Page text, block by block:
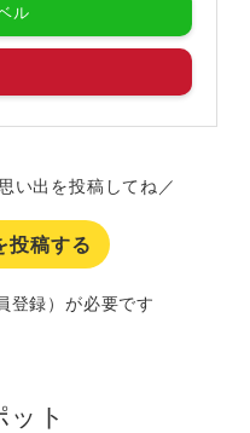
ル
い出を投稿してね／
投稿する
登録）が必要です
ト